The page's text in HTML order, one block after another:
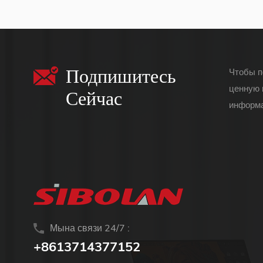
Подпишитесь
Сейчас
Чтобы
ценную
Мына связи 24/7 :
+8613714377152